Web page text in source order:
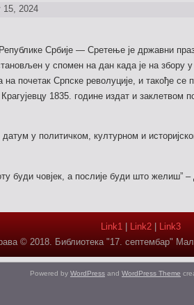
15, 2024
Србије — Сретење је државни
у спомен на дан када је на збору
почетак Српске револуције, и такође
1835. године издат и
датум у политичком, културном и
буди човјек, а послије буди што желиш” –
Link1| Link2|
Link3
© 2018. Библиотека "17. септембар"
Powered by WordPress and WordPress Theme